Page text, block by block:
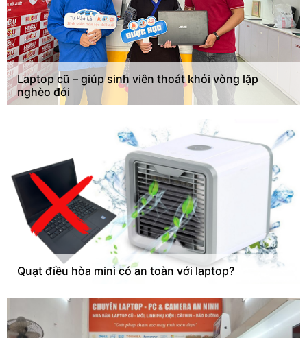
Laptop cũ – giúp sinh viên thoát khỏi vòng lặp
nghèo đói
Quạt điều hòa mini có an toàn với laptop?